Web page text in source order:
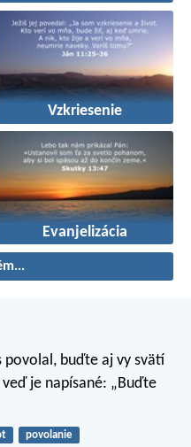
Vzkriesenie
Evanjelizácia
povolal, buďte aj vy svätí
je napísané: „Buďte
povolanie